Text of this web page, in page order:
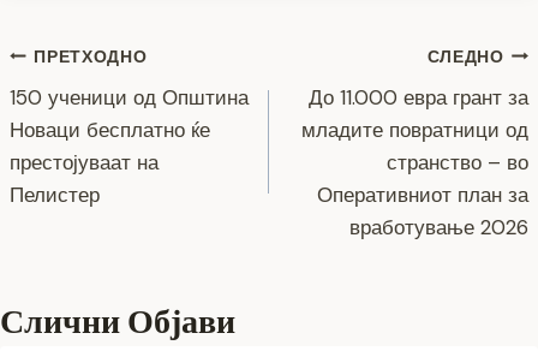
p
n
k
e
Навигација
на
напис
ПРЕТХОДНО
150 ученици од Општина
Новаци бесплатно ќе
престојуваат на
Пелистер
СЛЕДНО
До 11.000 евра грант за
младите повратници од
странство – во
Оперативниот план за
вработување 2026
Слични Објави